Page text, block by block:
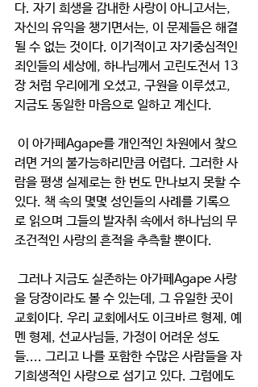
다. 자기 희생을 감내한 사랑이 아니고서는,
자신의 유익을 챙기면서는, 이 문제들은 해결
될 수 없는 것이다. 이기적이고 자기중심적인
죄인들의 세상에, 하나님께서 고린도전서 13
장 처럼 우리에게 오셨고, 구원을 이루셨고,
지금도 동일한 마음으로 일하고 계신다.
려면 거의 불가능하리만큼 어렵다. 그러한 사
람을 평생 실제로는 한 번도 만나보지 못할 수
있다. 책 속의 몇몇 성인들의 사례를 기록으
로 읽으며 그들의 발자취 속에서 하나님의 무
조건적인 사랑의 흔적을 추측할 뿐이다.
을 당장이라도 볼 수 있는데, 그 유일한 곳이
교회이다. 우리 교회에서도 이크바르 형제, 예
멘 형제, 선교사님들, 가정이 어려운 성도
들.... 그리고 나를 포함한 수많은 사람들을 자
기희생적인 사랑으로 섬기고 있다. 그럼에도